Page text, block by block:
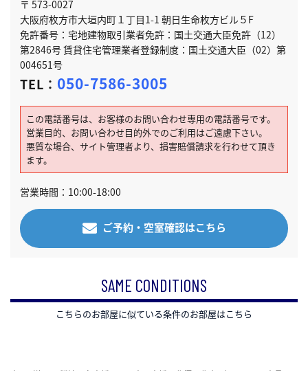
〒 573-0027
大阪府枚方市大垣内町１丁目1-1 朝日生命枚方ビル５F
免許番号：宅地建物取引業者免許：国土交通大臣免許（12）
第2846号 賃貸住宅管理業者登録制度：国土交通大臣（02）第
004651号
TEL： 050-7586-3005
この電話番号は、お客様のお問い合わせ専用の電話番号です。
営業目的、お問い合わせ目的外でのご利用はご遠慮下さい。
悪質な場合、サイト管理者より、損害賠償請求を行わせて頂き
ます。
営業時間：10:00-18:00
ご予約・空室確認はこちら
SAME CONDITIONS
こちらのお部屋に似ている条件のお部屋はこちら